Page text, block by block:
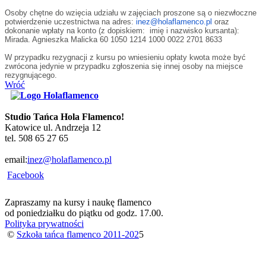
Osoby chętne do wzięcia udziału w zajęciach proszone są o niezwłoczne
potwierdzenie uczestnictwa na adres: inez@holaflamenco.pl oraz
dokonanie wpłaty na konto (z dopiskiem:
imię i nazwisko kursanta):
Mirada. Agnieszka Malicka 60 1050 1214 1000 0022 2701 8633
W przypadku rezygnacji z kursu po wniesieniu opłaty kwota może być
zwrócona jedynie w przypadku zgłoszenia się innej osoby na miejsce
rezygnującego.
Wróć
Studio Tańca Hola Flamenco!
Katowice ul. Andrzeja 12
tel. 508 65 27 65
email:inez@holaflamenco.pl
Facebook
Zapraszamy na kursy i naukę flamenco
od poniedziałku do piątku od godz. 17.00.
Polityka prywatności
© Szkoła tańca flamenco 2011-2025